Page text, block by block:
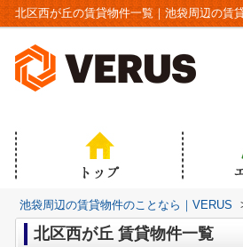
北区西が丘の賃貸物件一覧｜池袋周辺の賃
池袋周辺の賃貸物件のことなら｜VERUS
北区西が丘 賃貸物件一覧